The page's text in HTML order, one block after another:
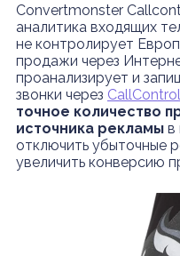
Convertmonster
аналитика входящих
не контролирует
продажи через
проанализирует и
звонки через CallControl
точное количество
источника рекламыв
отключить убыточные
увеличить конверсию